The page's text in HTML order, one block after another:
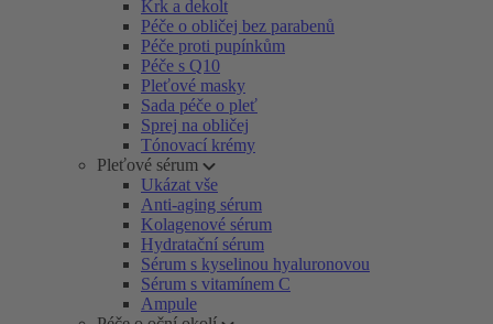
Krk a dekolt
Péče o obličej bez parabenů
Péče proti pupínkům
Péče s Q10
Pleťové masky
Sada péče o pleť
Sprej na obličej
Tónovací krémy
Pleťové sérum
Ukázat vše
Anti-aging sérum
Kolagenové sérum
Hydratační sérum
Sérum s kyselinou hyaluronovou
Sérum s vitamínem C
Ampule